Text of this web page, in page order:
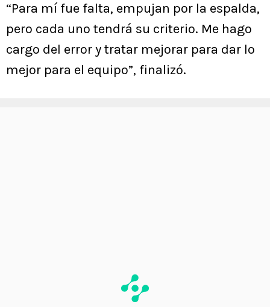
“Para mí fue falta, empujan por la espalda,
pero cada uno tendrá su criterio. Me hago
cargo del error y tratar mejorar para dar lo
mejor para el equipo”, finalizó.